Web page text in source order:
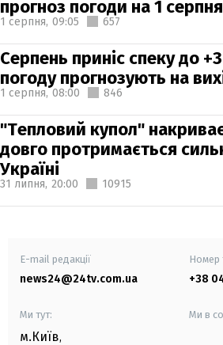
прогноз погоди на 1 серпня
1 серпня, 09:05 657
Серпень приніс спеку до
погоду прогнозують на
1 серпня, 08:00 846
"Тепловий купол"
довго протримається
Україні
31 липня, 20:00 10915
E-mail редакції
news24@24tv.com.ua
Номер
+38
Ми тут:
м.Київ,
Ми в